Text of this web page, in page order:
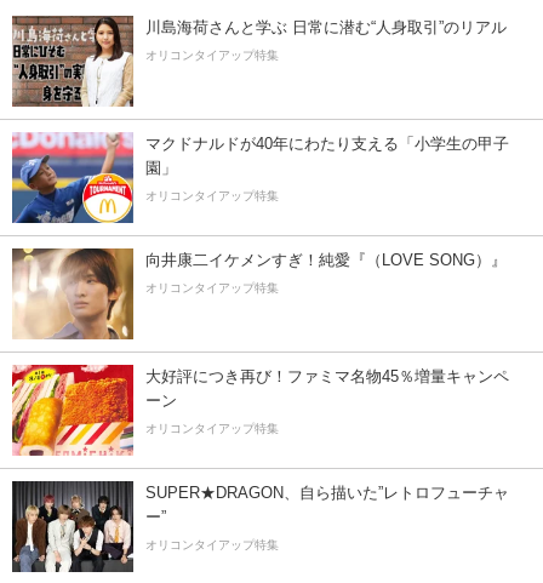
川島海荷さんと学ぶ 日常に潜む“人身取引”のリアル
オリコンタイアップ特集
マクドナルドが40年にわたり支える「小学生の甲子
園」
オリコンタイアップ特集
向井康二イケメンすぎ！純愛『（LOVE SONG）』
オリコンタイアップ特集
大好評につき再び！ファミマ名物45％増量キャンペ
ーン
オリコンタイアップ特集
SUPER★DRAGON、自ら描いた”レトロフューチャ
ー”
オリコンタイアップ特集